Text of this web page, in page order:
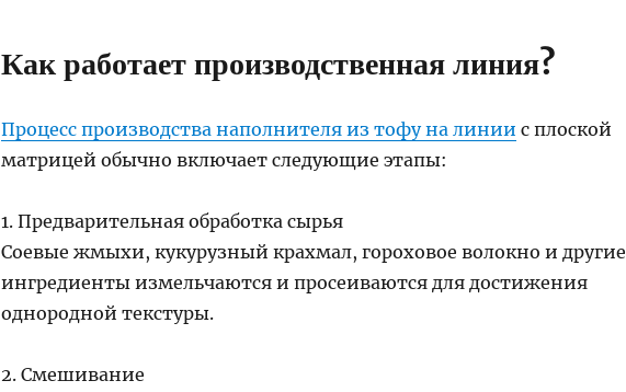
Как работает производственная линия?
Процесс производства наполнителя из тофу на линии с плоской
матрицей обычно включает следующие этапы:
1. Предварительная обработка сырья
Соевые жмыхи, кукурузный крахмал, гороховое волокно и другие
ингредиенты измельчаются и просеиваются для достижения
однородной текстуры.
2. Смешивание